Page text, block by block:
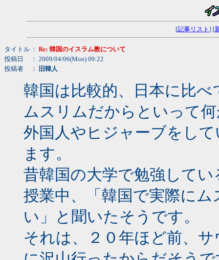
[記事リスト ] [
タイトル ： Re: 韓国のイスラム教について
投稿日
： 2009/04/06(Mon) 09:22
投稿者
： 旧韓人
韓国は比較的、日本に比
ムスリムだからといって
外国人やヒジャーブをし
ます。
昔韓国の大学で勉強してい
授業中、「韓国で実際に
い」と聞いたそうです。
それは、２０年ほど前、